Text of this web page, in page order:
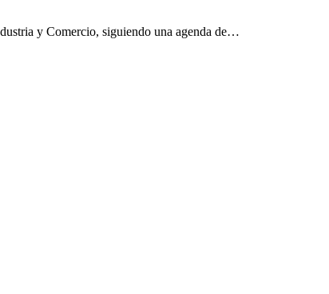
y Comercio, siguiendo una agenda de…